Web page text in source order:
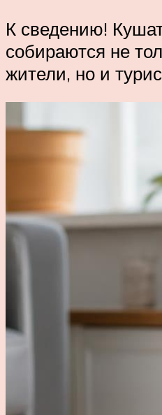
К сведению!
собираются не
жители, но и